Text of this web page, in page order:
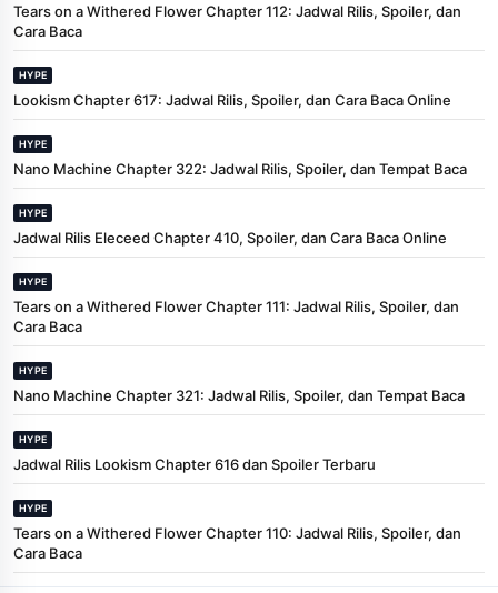
Tears on a Withered Flower Chapter 112: Jadwal Rilis, Spoiler, dan
Cara Baca
HYPE
Lookism Chapter 617: Jadwal Rilis, Spoiler, dan Cara Baca Online
HYPE
Nano Machine Chapter 322: Jadwal Rilis, Spoiler, dan Tempat Baca
HYPE
Jadwal Rilis Eleceed Chapter 410, Spoiler, dan Cara Baca Online
HYPE
Tears on a Withered Flower Chapter 111: Jadwal Rilis, Spoiler, dan
Cara Baca
HYPE
Nano Machine Chapter 321: Jadwal Rilis, Spoiler, dan Tempat Baca
HYPE
Jadwal Rilis Lookism Chapter 616 dan Spoiler Terbaru
HYPE
Tears on a Withered Flower Chapter 110: Jadwal Rilis, Spoiler, dan
Cara Baca